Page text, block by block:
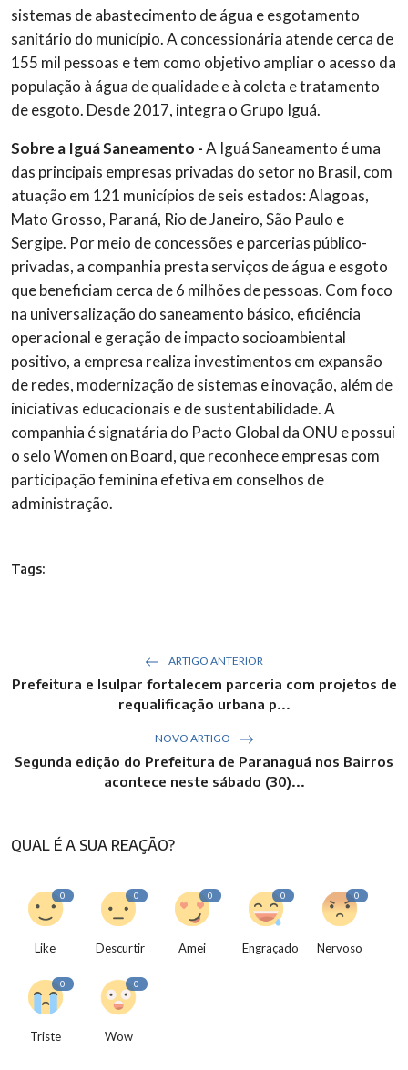
sistemas de abastecimento de água e esgotamento
sanitário do município. A concessionária atende cerca de
155 mil pessoas e tem como objetivo ampliar o acesso da
população à água de qualidade e à coleta e tratamento
de esgoto. Desde 2017, integra o Grupo Iguá.
Sobre a Iguá Saneamento -A Iguá Saneamento é uma
das principais empresas privadas do setor no Brasil, com
atuação em 121 municípios de seis estados: Alagoas,
Mato Grosso, Paraná, Rio de Janeiro, São Paulo e
Sergipe. Por meio de concessões e parcerias público-
privadas, a companhia presta serviços de água e esgoto
que beneficiam cerca de 6 milhões de pessoas. Com foco
na universalização do saneamento básico, eficiência
operacional e geração de impacto socioambiental
positivo, a empresa realiza investimentos em expansão
de redes, modernização de sistemas e inovação, além de
iniciativas educacionais e de sustentabilidade. A
companhia é signatária do Pacto Global da ONU e possui
o selo Women on Board, que reconhece empresas com
participação feminina efetiva em conselhos de
administração.
Tags:
ARTIGO ANTERIOR
Prefeitura e Isulpar fortalecem parceria com projetos de
requalificação urbana p...
NOVO ARTIGO
Segunda edição do Prefeitura de Paranaguá nos Bairros
acontece neste sábado (30)...
QUAL É A SUA REAÇÃO?
0
Like
0
Descurtir
0
Amei
0
Engraçado
0
Nervoso
0
Triste
0
Wow